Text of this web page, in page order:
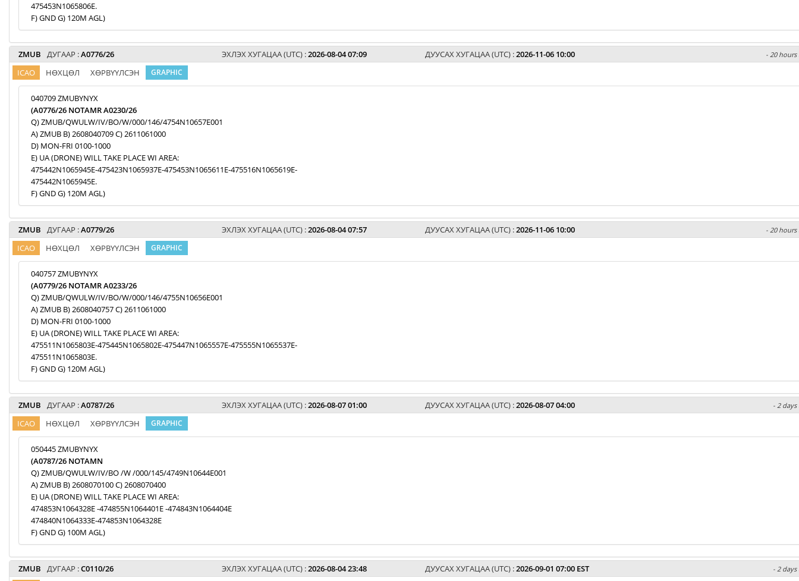
475453N1065806E.
F) GND G) 120M AGL)
ZMUB ДУГААР :A0776/26 ЭХЛЭХ ХУГАЦАА (UTC) :2026-08-04 07:09 ДУУСАХ ХУГАЦАА (UTC) :2026-11-06 10:00 - 20 hours
ICAO НӨХЦӨЛ ХӨРВҮҮЛСЭН GRAPHIC
040709 ZMUBYNYX
(A0776/26 NOTAMR A0230/26
Q) ZMUB/QWULW/IV/BO/W/000/146/4754N10657E001
A) ZMUB B) 2608040709 C) 2611061000
D) MON-FRI 0100-1000
E) UA (DRONE) WILL TAKE PLACE WI AREA:
475442N1065945E-475423N1065937E-475453N1065611E-475516N1065619E-
475442N1065945E.
F) GND G) 120M AGL)
ZMUB ДУГААР :A0779/26 ЭХЛЭХ ХУГАЦАА (UTC) :2026-08-04 07:57 ДУУСАХ ХУГАЦАА (UTC) :2026-11-06 10:00 - 20 hours
ICAO НӨХЦӨЛ ХӨРВҮҮЛСЭН GRAPHIC
040757 ZMUBYNYX
(A0779/26 NOTAMR A0233/26
Q) ZMUB/QWULW/IV/BO/W/000/146/4755N10656E001
A) ZMUB B) 2608040757 C) 2611061000
D) MON-FRI 0100-1000
E) UA (DRONE) WILL TAKE PLACE WI AREA:
475511N1065803E-475445N1065802E-475447N1065557E-475555N1065537E-
475511N1065803E.
F) GND G) 120M AGL)
ZMUB ДУГААР :A0787/26 ЭХЛЭХ ХУГАЦАА (UTC) :2026-08-07 01:00 ДУУСАХ ХУГАЦАА (UTC) :2026-08-07 04:00 - 2 days
ICAO НӨХЦӨЛ ХӨРВҮҮЛСЭН GRAPHIC
050445 ZMUBYNYX
(A0787/26 NOTAMN
Q) ZMUB/QWULW/IV/BO /W /000/145/4749N10644E001
A) ZMUB B) 2608070100 C) 2608070400
E) UA (DRONE) WILL TAKE PLACE WI AREA:
474853N1064328E -474855N1064401E -474843N1064404E
474840N1064333E-474853N1064328E
F) GND G) 100M AGL)
ZMUB ДУГААР :C0110/26 ЭХЛЭХ ХУГАЦАА (UTC) :2026-08-04 23:48 ДУУСАХ ХУГАЦАА (UTC) :2026-09-01 07:00 EST - 2 days